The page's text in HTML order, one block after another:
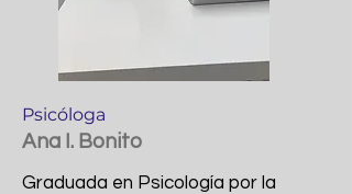
Psicóloga
Ana I. Bonito
Graduada en Psicología por la